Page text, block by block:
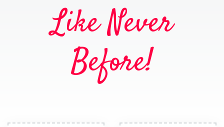
Like Never
Before!